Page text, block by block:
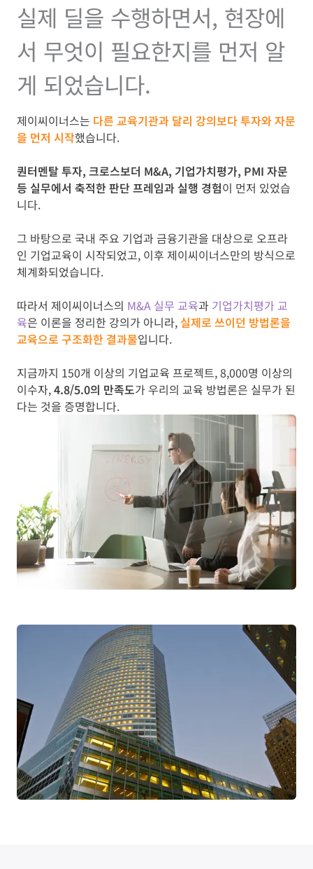
실제 딜을 수행하면서, 현장에
서 무엇이 필요한지를 먼저 알
게 되었습니다.
제이씨이너스는 다른 교육기관과 달리 강의보다 투자와 자문
을 먼저 시작했습니다.
퀀터멘탈 투자, 크로스보더 M&A, 기업가치평가, PMI 자문
등 실무에서 축적한 판단 프레임과 실행 경험이 먼저 있었습
니다.
그 바탕으로 국내 주요 기업과 금융기관을 대상으로 오프라
인 기업교육이 시작되었고, 이후 제이씨이너스만의 방식으로
체계화되었습니다.
따라서 제이씨이너스의 M&A 실무 교육과 기업가치평가 교
육은 이론을 정리한 강의가 아니라, 실제로 쓰이던 방법론을
교육으로 구조화한 결과물입니다.
지금까지 150개 이상의 기업교육 프로젝트, 8,000명 이상의
이수자,4.8/5.0의 만족도가 우리의 교육 방법론은 실무가 된
다는 것을 증명합니다.